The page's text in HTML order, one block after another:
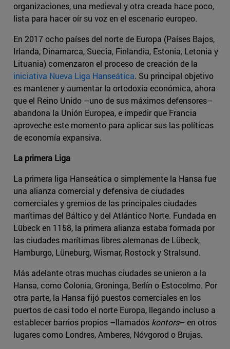
organizaciones, una medieval y otra creada hace poco,
lista para hacer oír su voz en el escenario europeo.
En 2017 ocho países del norte de Europa (Países Bajos,
Irlanda, Dinamarca, Suecia, Finlandia, Estonia, Letonia y
Lituania) comenzaron el proceso de creación de la
iniciativa Nueva Liga Hanseática. Su principal objetivo
es mantener y aumentar la ortodoxia económica, ahora
que el Reino Unido –uno de sus máximos defensores–
abandona la Unión Europea, e impedir que Francia
aproveche este momento para aplicar sus las políticas
de economía expansiva.
La primera Liga
La primera liga Hanseática o simplemente la Hansa fue
una alianza comercial y defensiva de ciudades
comerciales y gremios de las principales ciudades
marítimas del Báltico y del Atlántico Norte. Fundada en
Lübeck en 1158, la primera alianza estaba formada por
las ciudades marítimas libres alemanas de Lübeck,
Hamburgo, Lüneburg, Wismar, Rostock y Stralsund.
Más adelante otras muchas ciudades se unieron a la
Hansa, como Colonia, Groninga, Berlín o Estocolmo. Por
otra parte, la Hansa fijó puestos comerciales en los
puertos de casi todo el norte Europa, llegando incluso a
establecer barrios propios –llamados kontors– en otros
lugares como Londres, Amberes, Nóvgorod o Brujas.